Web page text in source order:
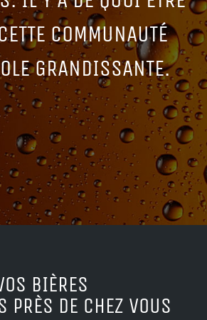
COMMUNAUTÉ
GRANDISSANTE.
BIÈRES
PRÈS DE CHEZ VOUS